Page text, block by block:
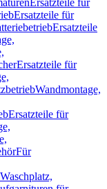
Ersatzteile für
Ersatzteile für
Ersatzteile
Ersatzteile für
Wandmontage,
Ersatzteile für
Für